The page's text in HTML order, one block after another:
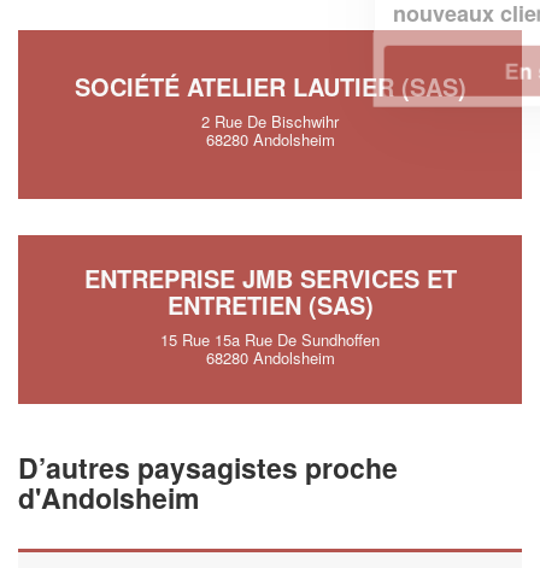
SOCIÉTÉ ATELIER LAUTIER (SAS)
2 Rue De Bischwihr
68280 Andolsheim
ENTREPRISE JMB SERVICES ET
ENTRETIEN (SAS)
15 Rue 15a Rue De Sundhoffen
68280 Andolsheim
D’autres paysagistes proche
d'Andolsheim
En savoir plus